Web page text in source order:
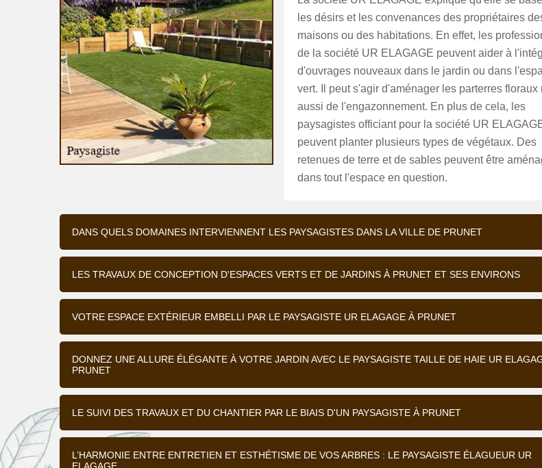
les désirs et les convenances des propriétaires
maisons ou des habitations. En effet, les
de la société UR ELAGAGE peuvent aider à
d'ouvrages nouveaux dans le jardin ou dans
vert. Il peut s'agir d'aménager les parterres floraux
aussi de l'engazonnement. En plus de cela, les
paysagistes officiant pour la société UR
peuvent planter plusieurs types de végétaux. Des
retenues de terre et de sables peuvent être
dans tout l'espace en question.
DANS QUELS DOMAINES INTERVIENNENT LES PAYSAGISTES DANS LA VILLE DE PRUNET
LES TRAVAUX DE CONCEPTION D'ESPACES VERTS ET DE JARDINS À PRUNET ET SES ENVIRONS
VOTRE ESPACE EXTÉRIEUR EMBELLI PAR LE PAYSAGISTE UR ELAGAGE À PRUNET
DONNEZ UNE ALLURE ÉLÉGANTE À VOTRE JARDIN AVEC LE PAYSAGISTE TAILLE DE HAIE UR
PRUNET
LE SUIVI DES TRAVAUX ET DU CHANTIER PAR LE BIAIS D'UN PAYSAGISTE À PRUNET
L’HARMONIE ENTRE ENTRETIEN ET ESTHÉTISME DE VOS ARBRES : LE PAYSAGISTE ÉLAGUEUR UR